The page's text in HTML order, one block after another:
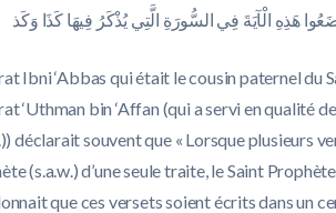
هَذِهِ الْآيَةَ فِي السُّورَةِ الَّتِي يُذْكَرُ فِيهَا كَذَا وَكَذ
Ibni ‘Abbas qui était le cousin paternel du
‘Uthman bin ‘Affan (qui a servi en qualité
déclarait souvent que « Lorsque plusieurs
(s.a.w.) d’une seule traite, le Saint
que ces versets soient écrits dans un